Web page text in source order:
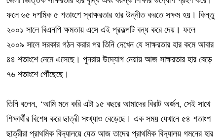
ফলে ৬৫ দশমিক ৫ শতাংশে স্বাক্ষরতার হার উন্নীত করতে সক্ষম হয়। কিন্তু
২০০১ সালে বিএনপি ক্ষমতায় এসে এই প্রকল্পটি বন্ধ করে দেয়। ফলে
২০০৯ সালে সরকার গঠন করার পর তিনি দেখেন যে সাক্ষরতার হার কমে আবার
৪৪ শতাংশে নেমে এসেছে। পুনরায় উদ্যোগ নেয়ায় আজ সাক্ষরতার হার বেড়ে
৭৬ শতাংশে পৌঁছেছে।
তিনি বলেন, ‘আমি মনে করি এটা ১৫ বছরে আমাদের বিরাট অর্জন, সেই সাথে
শিক্ষার্থীর বিশেষ করে ছাত্রী সংখ্যাও বেড়েছে। এক সময় যেখানে ৫৪ শতাংশ
ছাত্রীরা প্রাথমিক বিদ্যালয়ে যেত আজ তাদের প্রাথমিক বিদ্যালয় গমনের হার